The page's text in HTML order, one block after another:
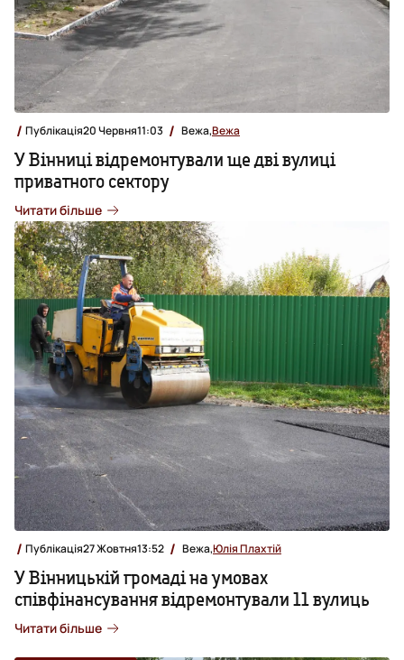
Публікація20 Червня11:03 Вежа,Вежа
У Вінниці відремонтували ще дві вулиці
приватного сектору
Читати більше
Публікація27 Жовтня13:52 Вежа,Юлія Плахтій
У Вінницькій громаді на умовах
співфінансування відремонтували 11 вулиць
Читати більше